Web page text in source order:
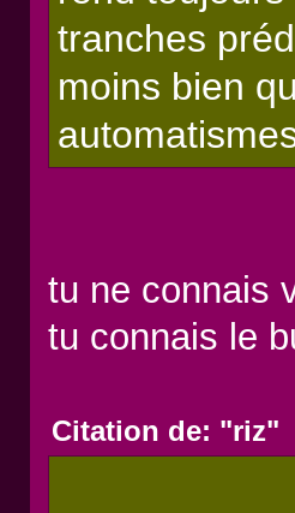
tranches
moins bien
tu ne connais
tu connais le
Citation de: "riz"